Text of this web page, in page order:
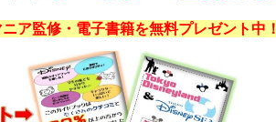
ア監修・電子書籍を無料プレゼント中！